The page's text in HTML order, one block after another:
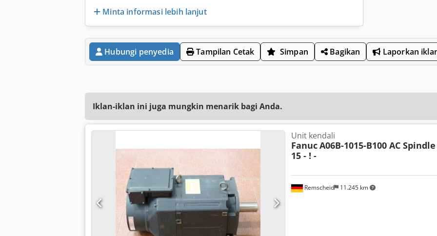
Minta informasi lebih lanjut
Hubungi penyedia Tampilan Cetak Simpan Bagikan Laporkan
Iklan-iklan ini juga mungkin menarik bagi Anda.
Remscheid 11.245 km
Unit kendali
FanucA06B-1015-B100 AC
15 - ! -